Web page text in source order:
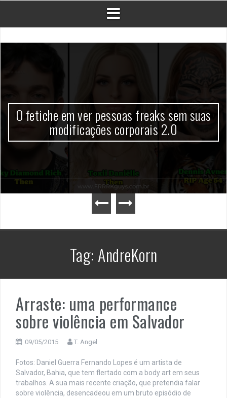
O fetiche em ver pessoas freaks sem suas
modificações corporais 2.0
Tag: AndreKorn
Arraste: uma performance
sobre violência em Salvador
09/05/2015 T. Angel
Fotos: Daniel Guerra Fernando Lopes é um artista de
Salvador, Bahia, que tem flertado com a body art em seus
trabalhos. A sua mais recente criação, que pretendia falar
sobre violência, desencadeou em um bruto episódio de